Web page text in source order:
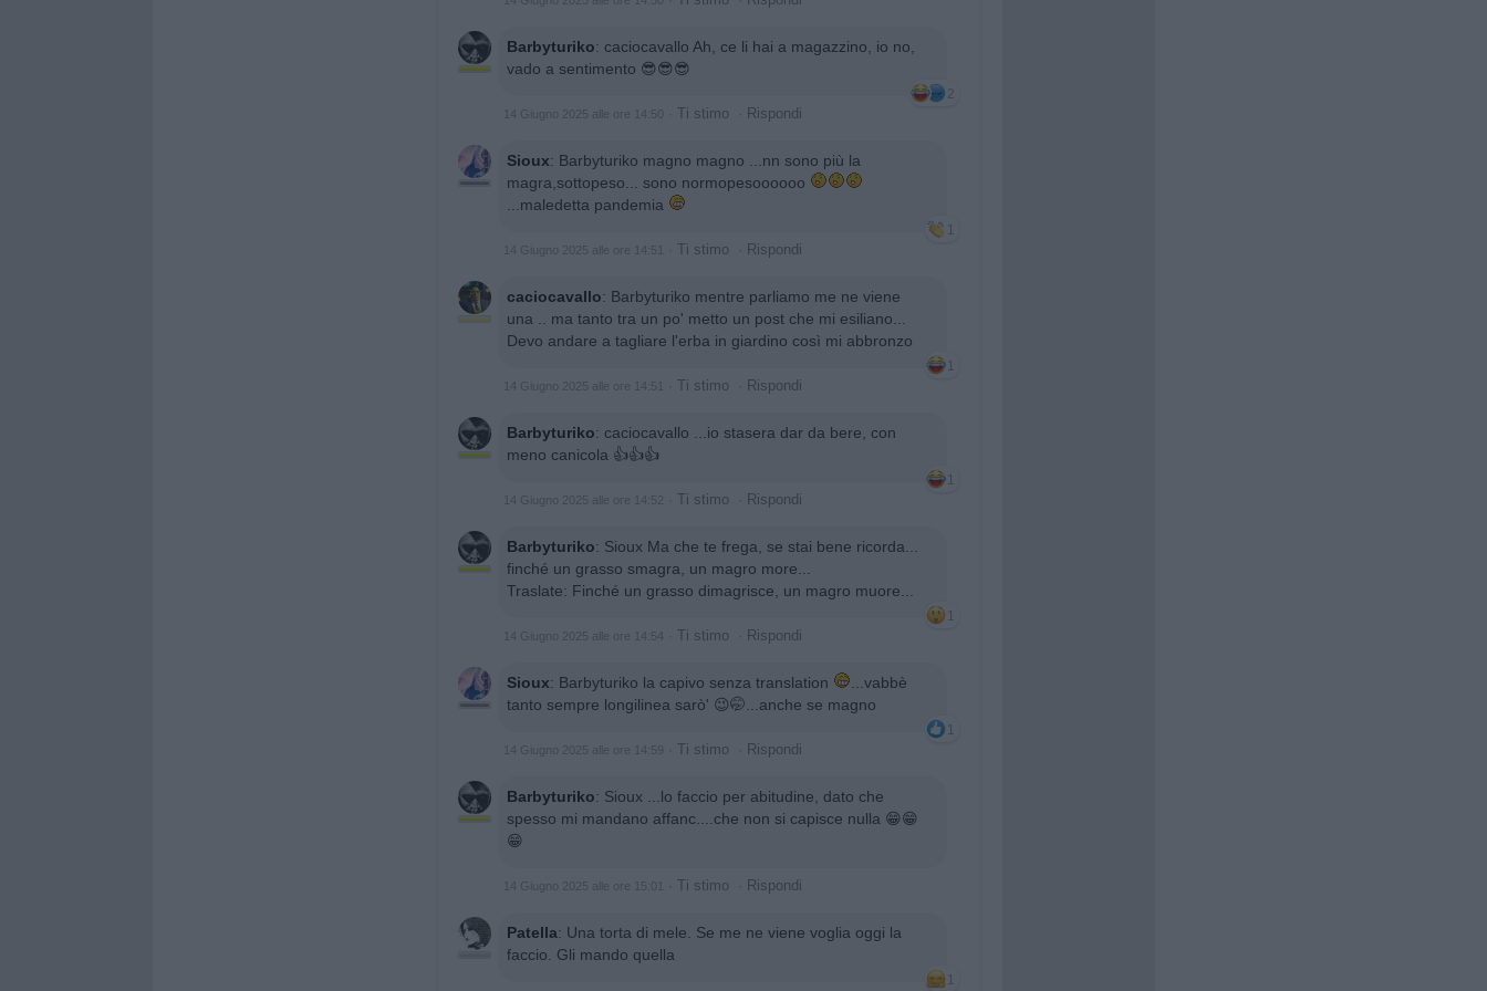
Barbyturiko: caciocavallo Ah, ce li hai a magazzino, io no,
vado a sentimento 😎😎😎
2
14 Giugno 2025 alle ore 14:50 Ti stimo Rispondi
Sioux: Barbyturiko magno magno ...nn sono più la
magra,sottopeso... sono normopesoooooo
...maledetta pandemia
1
14 Giugno 2025 alle ore 14:51 Ti stimo Rispondi
caciocavallo: Barbyturiko mentre parliamo me ne viene
una .. ma tanto tra un po' metto un post che mi esiliano...
Devo andare a tagliare l'erba in giardino così mi abbronzo
1
14 Giugno 2025 alle ore 14:51 Ti stimo Rispondi
Barbyturiko: caciocavallo ...io stasera dar da bere, con
meno canicola 👍👍👍
1
14 Giugno 2025 alle ore 14:52 Ti stimo Rispondi
Barbyturiko: Sioux Ma che te frega, se stai bene ricorda...
finché un grasso smagra, un magro more...
Traslate: Finché un grasso dimagrisce, un magro muore...
1
14 Giugno 2025 alle ore 14:54 Ti stimo Rispondi
Sioux: Barbyturiko la capivo senza translation
...vabbè
tanto sempre longilinea sarò' 😉🤭...anche se magno
1
14 Giugno 2025 alle ore 14:59 Ti stimo Rispondi
Barbyturiko: Sioux ...lo faccio per abitudine, dato che
spesso mi mandano affanc....che non si capisce nulla 😁😁
😁
14 Giugno 2025 alle ore 15:01 Ti stimo Rispondi
Patella: Una torta di mele. Se me ne viene voglia oggi la
faccio. Gli mando quella
1